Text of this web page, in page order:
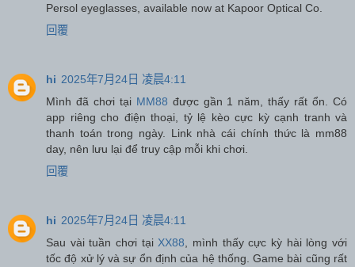
Persol eyeglasses, available now at Kapoor Optical Co.
回覆
hi 2025年7月24日 凌晨4:11
Mình đã chơi tại MM88 được gần 1 năm, thấy rất ổn. Có
app riêng cho điện thoại, tỷ lệ kèo cực kỳ cạnh tranh và
thanh toán trong ngày. Link nhà cái chính thức là mm88
day, nên lưu lại để truy cập mỗi khi chơi.
回覆
hi 2025年7月24日 凌晨4:11
Sau vài tuần chơi tại XX88 , mình thấy cực kỳ hài lòng với
tốc độ xử lý và sự ổn định của hệ thống. Game bài cũng rất